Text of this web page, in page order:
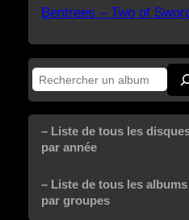
Bentrees – Two of
Rechercher
– Liste de tous les
par année
– Liste de tous les albums
par groupes